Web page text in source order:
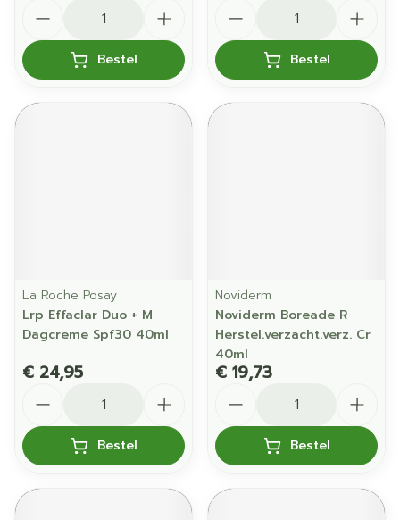
Bestel Bestel
La Roche Posay
Lrp Effaclar Duo + M
Dagcreme Spf30 40ml
€ 24,95
Bestel
Noviderm
Noviderm Boreade R
Herstel.verzacht.verz. Cr
40ml
€ 19,73
Bestel